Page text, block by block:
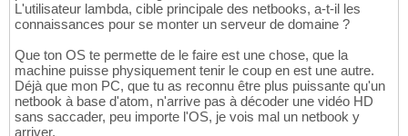
L'utilisateur lambda, cible principale des netbooks, a-t-il les
connaissances pour se monter un serveur de domaine ?
Que ton OS te permette de le faire est une chose, que la
machine puisse physiquement tenir le coup en est une autre.
Déjà que mon PC, que tu as reconnu être plus puissante qu'un
netbook à base d'atom, n'arrive pas à décoder une vidéo HD
sans saccader, peu importe l'OS, je vois mal un netbook y
arriver.